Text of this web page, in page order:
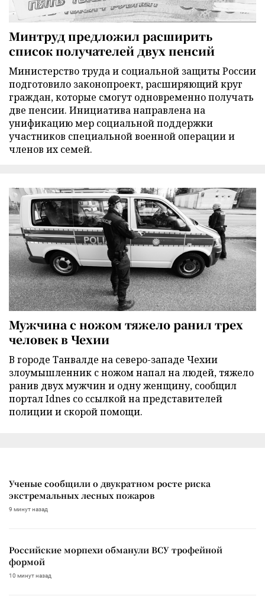
Минтруд предложил расширить
список получателей двух пенсий
Министерство труда и социальной защиты России
подготовило законопроект, расширяющий круг
граждан, которые смогут одновременно получать
две пенсии. Инициатива направлена на
унификацию мер социальной поддержки
участников специальной военной операции и
членов их семей.
Мужчина с ножом тяжело ранил трех
человек в Чехии
В городе Танвалде на северо-западе Чехии
злоумышленник с ножом напал на людей, тяжело
ранив двух мужчин и одну женщину, сообщил
портал Idnes со ссылкой на представителей
полиции и скорой помощи.
Ученые сообщили о двукратном росте риска
экстремальных лесных пожаров
9 минут назад
Российские морпехи обманули ВСУ трофейной
формой
10 минут назад